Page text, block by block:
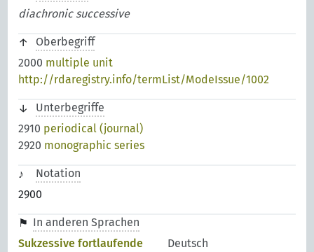
diachronic successive
Oberbegriff
2000 multiple unit
http://rdaregistry.info/termList/ModeIssue/1002
Unterbegriffe
2910 periodical (journal)
2920 monographic series
Notation
2900
In anderen Sprachen
Sukzessive fortlaufende
Deutsch